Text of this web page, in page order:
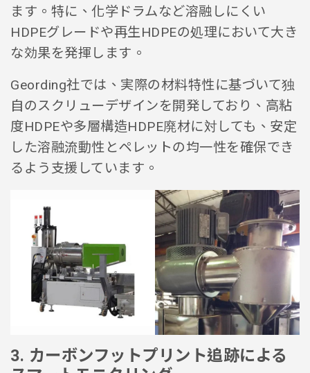
ます。特に、化学ドラムなど溶融しにくい
HDPEグレードや再生HDPEの処理において大き
な効果を発揮します。
Geording社では、実際の材料特性に基づいて独
自のスクリューデザインを開発しており、高粘
度HDPEや多層構造HDPE廃材に対しても、安定
した溶融流動性とペレットの均一性を確保でき
るよう支援しています。
3. カーボンフットプリント追跡による